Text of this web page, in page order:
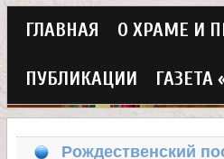
Перейти
к
основному
содержанию
Х
Г
л
а
в
ГЛАВНАЯ О ХРАМЕ И
ПУБЛИКАЦИИ ГАЗЕТА
Рождественский